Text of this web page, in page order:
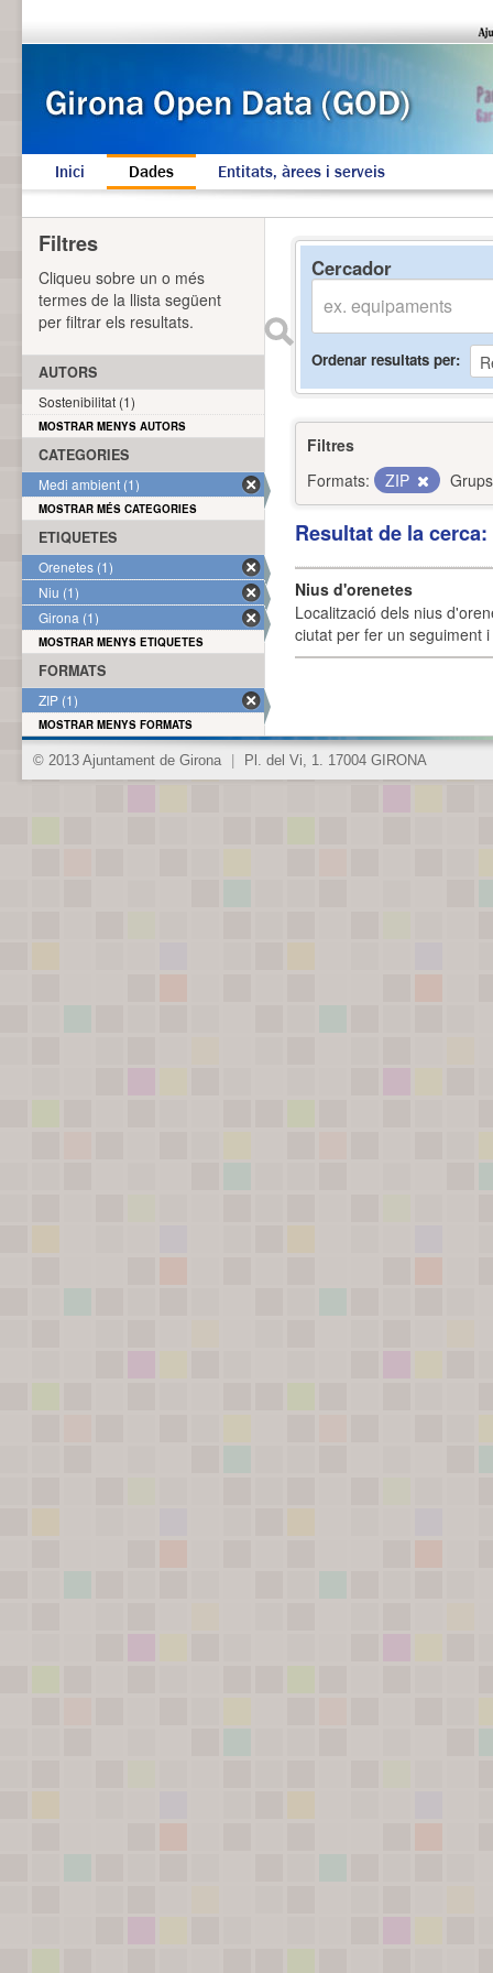
Inici Dades Entitats, àrees i serveis
Cercador
Ordenar resultats per
Filtres
Formats:
ZIP
Resultat de la
Nius d'orenetes
Localització dels nius
ciutat per fer un seguiment
Filtres
Cliqueu sobre un o més
termes de la llista següent
per filtrar els resultats.
AUTORS
Sostenibilitat (1)
MOSTRAR MENYS AUTORS
CATEGORIES
Medi ambient (1)
MOSTRAR MÉS CATEGORIES
ETIQUETES
Orenetes (1)
Niu (1)
Girona (1)
MOSTRAR MENYS ETIQUETES
FORMATS
ZIP (1)
MOSTRAR MENYS FORMATS
© 2013 Ajuntament de Girona Pl. del Vi, 1. 17004 GIRONA